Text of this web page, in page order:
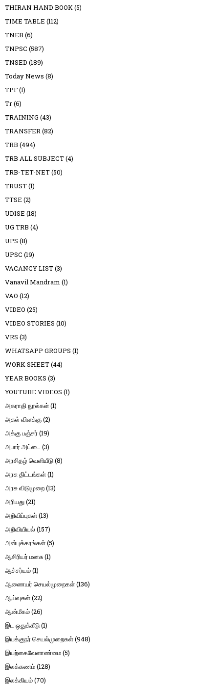
THIRAN HAND BOOK(5)
TIME TABLE (112)
TNEB (6)
TNPSC (587)
TNSED (189)
Today News (8)
TPF(1)
Tr(6)
TRAINING (43)
TRANSFER(82)
TRB (494)
TRB ALL SUBJECT(4)
TRB-TET-NET(50)
TRUST(1)
TTSE (2)
UDISE (18)
UG TRB (4)
UPS (8)
UPSC (19)
VACANCY LIST(3)
Vanavil Mandram (1)
VAO (12)
VIDEO (25)
VIDEO STORIES (10)
VRS (3)
WHATSAPP GROUPS (1)
WORK SHEET(44)
YEAR BOOKS (3)
YOUTUBE VIDEOS (1)
அகராதி நூல்கள்(1)
அகல் விளக்கு(2)
அக்கு பஞ்சர் (19)
அபார் அட்டை (3)
அரசிதழ் வெளியீடு(8)
அரசு திட்டங்கள்(1)
அரசு விடுமுறை(13)
அரியது(21)
அறிவிப்புகள்(13)
அறிவியியல் (157)
அன்புக்கரங்கள்(5)
ஆசிரியர் மனசு(1)
ஆச்சர்யம்(1)
ஆணையர் செயல்முறைகள்(136)
ஆய்வுகள்(22)
ஆன்மீகம்(26)
இட ஒதுக்கீடு(1)
இயக்குநர் செயல்முறைகள்(948)
இயற்கைவேளாண்மை(5)
இலக்கணம்(128)
இலக்கியம்(70)